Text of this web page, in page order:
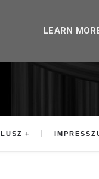
LEARN